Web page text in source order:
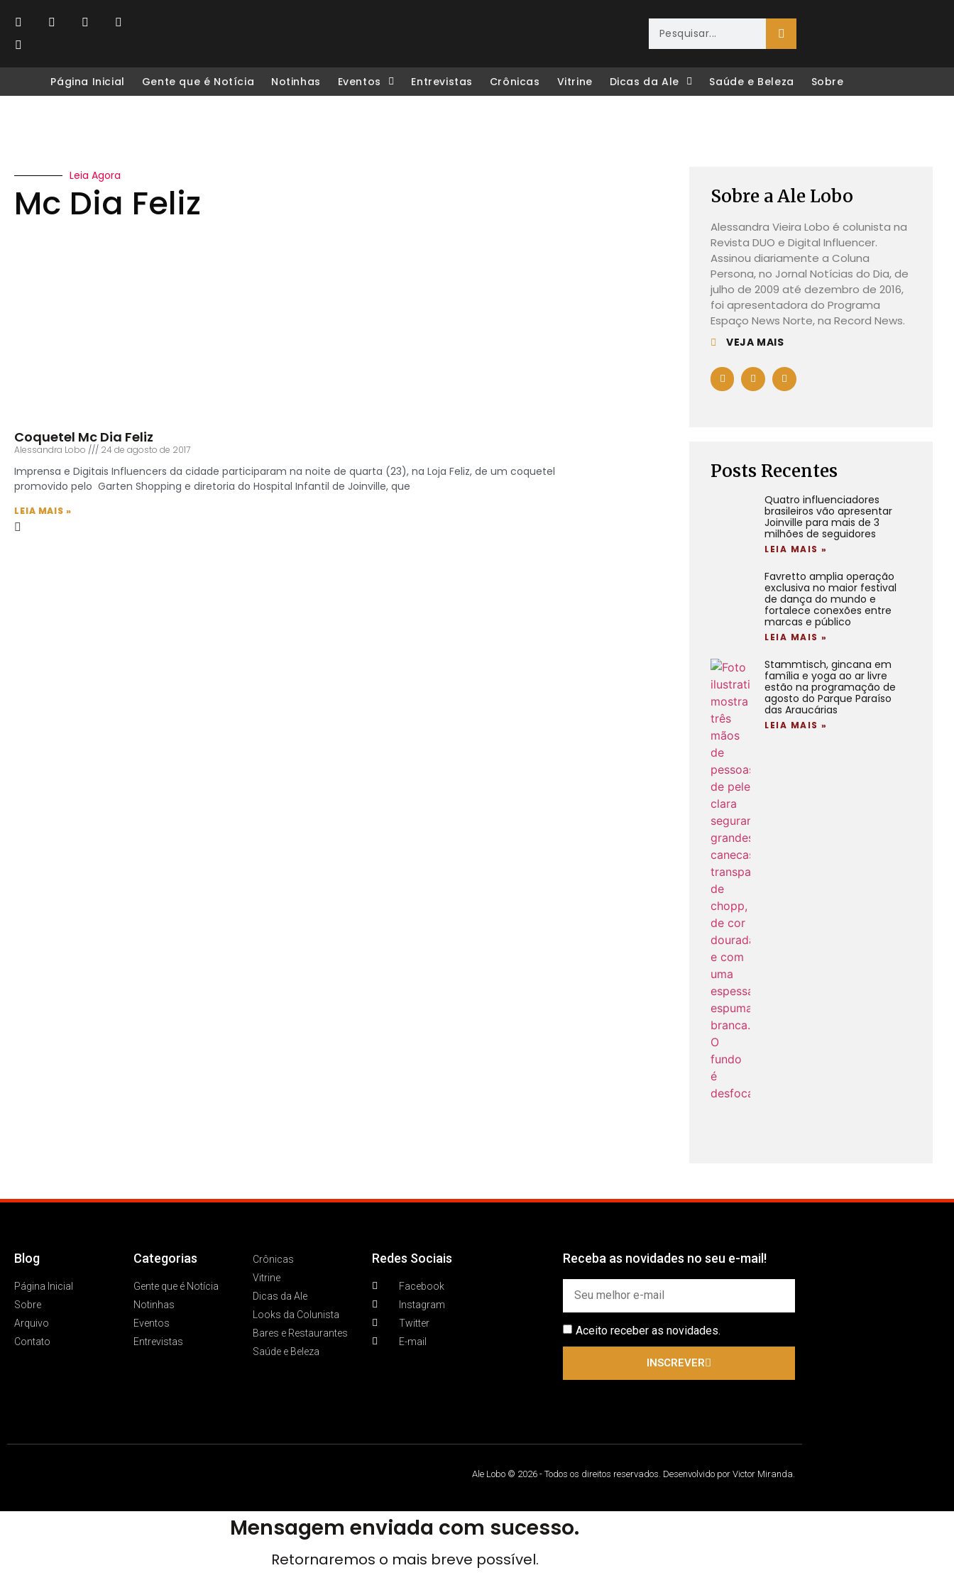
Página Inicial Gente que é Notícia Notinhas Eventos Entrevistas Crônicas Vitrine Dicas da Ale Saúde e Beleza Sobre
Leia Agora
Mc Dia Feliz
Coquetel Mc Dia Feliz
Alessandra Lobo 24 de agosto de 2017
Imprensa e Digitais Influencers da cidade participaram na noite de quarta (23), na Loja Feliz, de um coquetel
promovido pelo Garten Shopping e diretoria do Hospital Infantil de Joinville, que
LEIA MAIS »
Sobre a Ale Lobo
Alessandra Vieira Lobo é colunista na
Revista DUO e Digital Influencer.
Assinou diariamente a Coluna
Persona, no Jornal Notícias do Dia, de
julho de 2009 até dezembro de 2016,
foi apresentadora do Programa
Espaço News Norte, na Record News.
VEJA MAIS
Posts Recentes
Quatro influenciadores
brasileiros vão apresentar
Joinville para mais de 3
milhões de seguidores
LEIA MAIS »
Favretto amplia operação
exclusiva no maior festival
de dança do mundo e
fortalece conexões entre
marcas e público
LEIA MAIS »
Stammtisch, gincana em
família e yoga ao ar livre
estão na programação de
agosto do Parque Paraíso
das Araucárias
LEIA MAIS »
Blog
Página Inicial
Sobre
Arquivo
Contato
Categorias
Gente que é Notícia
Notinhas
Eventos
Entrevistas
Crônicas
Vitrine
Dicas da Ale
Looks da Colunista
Bares e Restaurantes
Saúde e Beleza
Redes Sociais
Facebook
Instagram
Twitter
E-mail
Receba as novidades no seu e-mail!
Aceito receber as novidades.
INSCREVER
Ale Lobo © 2026 - Todos os direitos reservados. Desenvolvido por Victor Miranda.
Mensagem enviada com sucesso.
Retornaremos o mais breve possível.